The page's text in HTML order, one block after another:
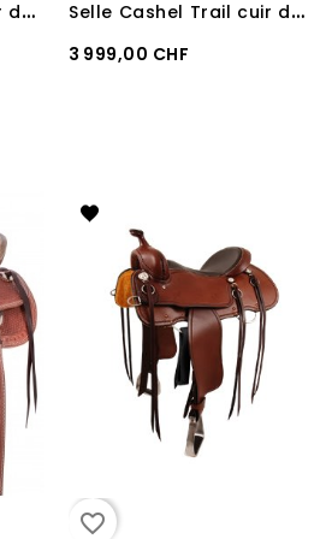
S
elle Cashel Trail cuir daim Chocolate Gullet 6,5 QH S
elle Cashel Trail cuir daim Chocolate Gullet 7 FQH
3 999,00 CHF
favorite_border